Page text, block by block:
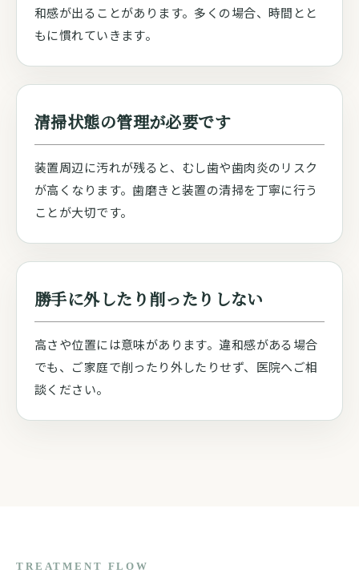
和感が出ることがあります。多くの場合、時間とと
もに慣れていきます。
清掃状態の管理が必要です
装置周辺に汚れが残ると、むし歯や歯肉炎のリスク
が高くなります。歯磨きと装置の清掃を丁寧に行う
ことが大切です。
勝手に外したり削ったりしない
高さや位置には意味があります。違和感がある場合
でも、ご家庭で削ったり外したりせず、医院へご相
談ください。
TREATMENT FLOW